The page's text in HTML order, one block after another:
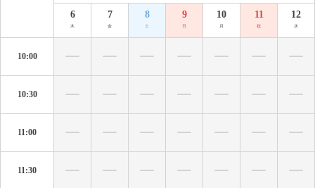
6
木
7
金
8
土
9
日
10
月
11
祝
12
水
10:00
10:30
11:00
11:30